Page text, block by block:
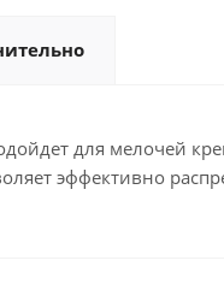
для мелочей
эффективно